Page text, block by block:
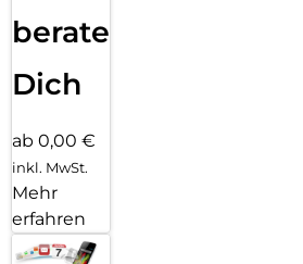
beraten
Dich
ab 0,00 €
inkl. MwSt.
Mehr
erfahren